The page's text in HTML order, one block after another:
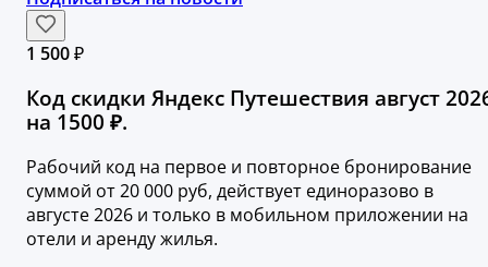
1 500 ₽
Код скидки Яндекс Путешествия август
на 1500 ₽.
Рабочий код на первое и повторное бронирование
суммой от 20 000 руб, действует единоразово в
августе 2026 и только в мобильном приложении на
отели и аренду жилья.